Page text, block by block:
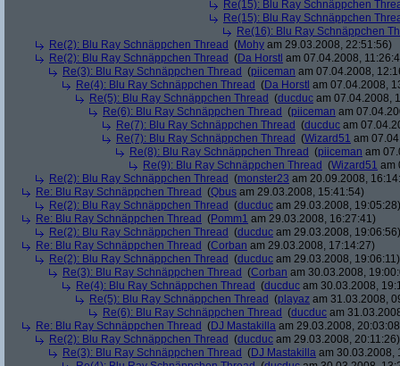
Re(15): Blu Ray Schnäppchen
Re(15): Blu Ray Schnäppchen
Re(16): Blu Ray Schnäppchen
Re(2): Blu Ray Schnäppchen Thread (Mohy am 29.03.2008, 22:51:56)
Re(2): Blu Ray Schnäppchen Thread (Da Horstl am 07.04.2008,
Re(3): Blu Ray Schnäppchen Thread (piiceman am 07.04.2008,
Re(4): Blu Ray Schnäppchen Thread (Da Horstl am 07.04.2008,
Re(5): Blu Ray Schnäppchen Thread (ducduc am 07.04.2008,
Re(6): Blu Ray Schnäppchen Thread (piiceman am
Re(7): Blu Ray Schnäppchen Thread (ducduc am
Re(7): Blu Ray Schnäppchen Thread (Wizard51 am
Re(8): Blu Ray Schnäppchen Thread (piiceman am
Re(9): Blu Ray Schnäppchen Thread (Wizard51 am
Re(2): Blu Ray Schnäppchen Thread (monster23 am 20.09.2008,
Re: Blu Ray Schnäppchen Thread (Qbus am 29.03.2008, 15:41:54)
Re(2): Blu Ray Schnäppchen Thread (ducduc am 29.03.2008, 19:05:28)
Re: Blu Ray Schnäppchen Thread (Pomm1 am 29.03.2008, 16:27:41)
Re(2): Blu Ray Schnäppchen Thread (ducduc am 29.03.2008, 19:06:56)
Re: Blu Ray Schnäppchen Thread (Corban am 29.03.2008, 17:14:27)
Re(2): Blu Ray Schnäppchen Thread (ducduc am 29.03.2008, 19:06:11)
Re(3): Blu Ray Schnäppchen Thread (Corban am 30.03.2008,
Re(4): Blu Ray Schnäppchen Thread (ducduc am 30.03.2008,
Re(5): Blu Ray Schnäppchen Thread (playaz am 31.03.2008,
Re(6): Blu Ray Schnäppchen Thread (ducduc am
Re: Blu Ray Schnäppchen Thread (DJ Mastakilla am 29.03.2008,
Re(2): Blu Ray Schnäppchen Thread (ducduc am 29.03.2008, 20:11:26)
Re(3): Blu Ray Schnäppchen Thread (DJ Mastakilla am 30.03.2008,